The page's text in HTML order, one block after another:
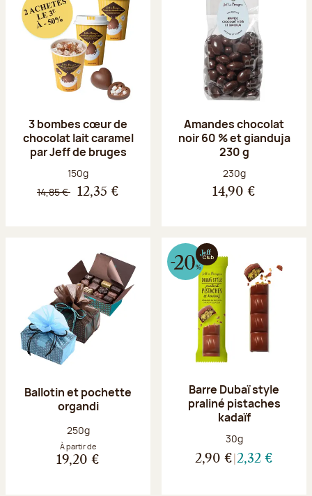
3 bombes cœur de
chocolat lait caramel
par Jeff de bruges
Poids net :
150g
14,85 € 12,35 €
Amandes chocolat
noir 60 % et gianduja
230 g
Poids net :
230g
14,90 €
Ballotin et pochette
organdi
Poids net :
250g
À partir de
19,20 €
Barre Dubaï style
praliné pistaches
kadaïf
Poids net :
30g
2,90 € 2,32 €